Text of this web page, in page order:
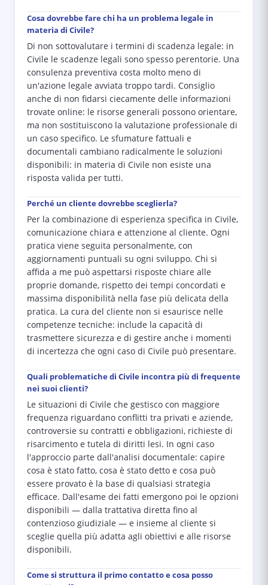
Cosa dovrebbe fare chi ha un problema legale in
materia di Civile?
Di non sottovalutare i termini di scadenza legale: in
Civile le scadenze legali sono spesso perentorie. Una
consulenza preventiva costa molto meno di
un'azione legale avviata troppo tardi. Consiglio
anche di non fidarsi ciecamente delle informazioni
trovate online: le risorse generali possono orientare,
ma non sostituiscono la valutazione professionale di
un caso specifico. Le sfumature fattuali e
documentali cambiano radicalmente le soluzioni
disponibili: in materia di Civile non esiste una
risposta valida per tutti.
Perché un cliente dovrebbe sceglierla?
Per la combinazione di esperienza specifica in Civile,
comunicazione chiara e attenzione al cliente. Ogni
pratica viene seguita personalmente, con
aggiornamenti puntuali su ogni sviluppo. Chi si
affida a me può aspettarsi risposte chiare alle
proprie domande, rispetto dei tempi concordati e
massima disponibilità nella fase più delicata della
pratica. La cura del cliente non si esaurisce nelle
competenze tecniche: include la capacità di
trasmettere sicurezza e di gestire anche i momenti
di incertezza che ogni caso di Civile può presentare.
Quali problematiche di Civile incontra più di frequente
nei suoi clienti?
Le situazioni di Civile che gestisco con maggiore
frequenza riguardano conflitti tra privati e aziende,
controversie su contratti e obbligazioni, richieste di
risarcimento e tutela di diritti lesi. In ogni caso
l'approccio parte dall'analisi documentale: capire
cosa è stato fatto, cosa è stato detto e cosa può
essere provato è la base di qualsiasi strategia
efficace. Dall'esame dei fatti emergono poi le opzioni
disponibili — dalla trattativa diretta fino al
contenzioso giudiziale — e insieme al cliente si
sceglie quella più adatta agli obiettivi e alle risorse
disponibili.
Come si struttura il primo contatto e cosa posso